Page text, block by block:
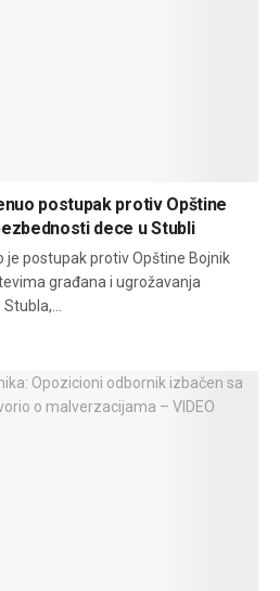
postupak protiv Opštine
dece u Stubli
postupak protiv Opštine Bojnik
građana i ugrožavanja